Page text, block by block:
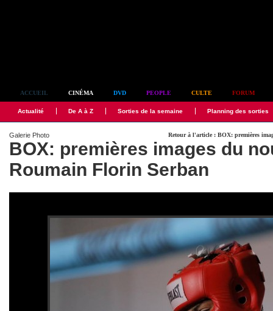
ACCUEIL CINÉMA DVD PEOPLE CULTE FORUM
Actualité De A à Z Sorties de la semaine Planning des sorties
Retour à l'article : BOX: premières
Galerie Photo
BOX: premières images du
Roumain Florin Serban